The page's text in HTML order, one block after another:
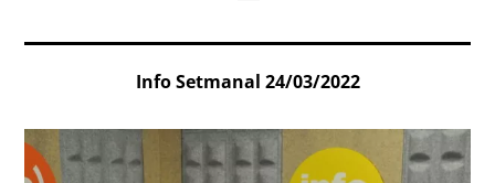
Info Setmanal 24/03/2022